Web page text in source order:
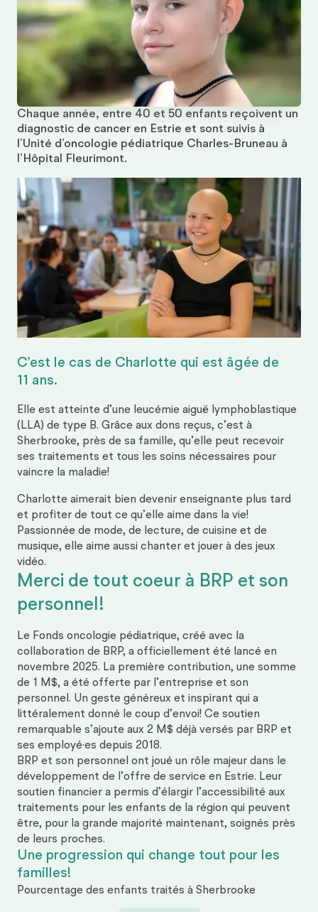
Chaque année, entre 40 et 50 enfants reçoivent un
diagnostic de cancer en Estrie et sont suivis à
l’Unité d’oncologie pédiatrique Charles-Bruneau à
l’Hôpital Fleurimont.
C’est le cas de Charlotte qui est âgée de
11 ans.
Elle est atteinte d’une leucémie aiguë lymphoblastique
(LLA) de type B. Grâce aux dons reçus, c’est à
Sherbrooke, près de sa famille, qu’elle peut recevoir
ses traitements et tous les soins nécessaires pour
vaincre la maladie!
Charlotte aimerait bien devenir enseignante plus tard
et profiter de tout ce qu’elle aime dans la vie!
Passionnée de mode, de lecture, de cuisine et de
musique, elle aime aussi chanter et jouer à des jeux
vidéo.
Merci de tout coeur à BRP et son
personnel!
Le Fonds oncologie pédiatrique, créé avec la
collaboration de BRP, a officiellement été lancé en
novembre 2025. La première contribution, une somme
de 1 M$, a été offerte par l’entreprise et son
personnel. Un geste généreux et inspirant qui a
littéralement donné le coup d’envoi! Ce soutien
remarquable s’ajoute aux 2 M$ déjà versés par BRP et
ses employé·es depuis 2018.
BRP et son personnel ont joué un rôle majeur dans le
développement de l’offre de service en Estrie. Leur
soutien financier a permis d’élargir l’accessibilité aux
traitements pour les enfants de la région qui peuvent
être, pour la grande majorité maintenant, soignés près
de leurs proches.
Une progression qui change tout pour les
familles!
Pourcentage des enfants traités à Sherbrooke